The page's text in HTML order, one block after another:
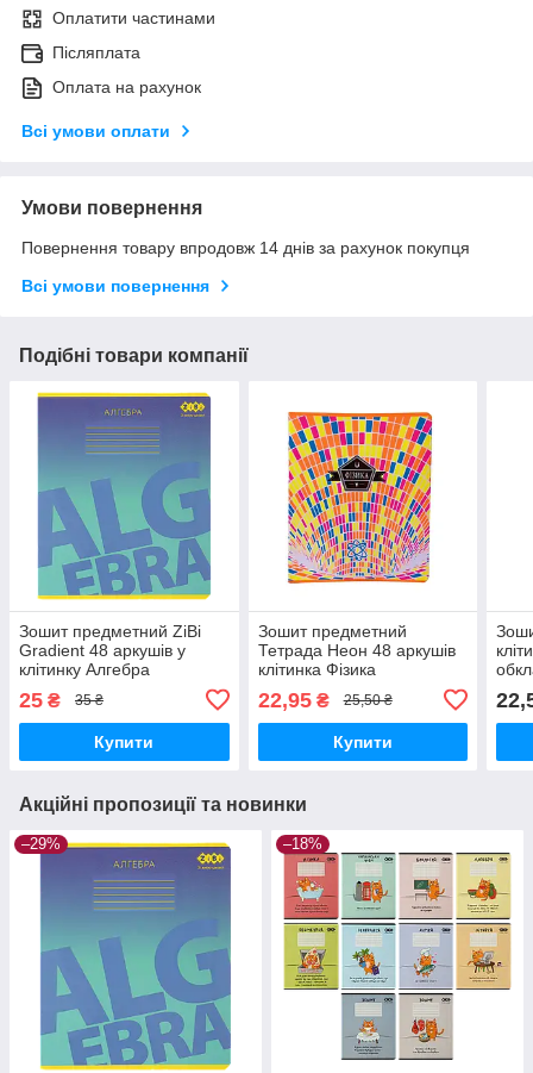
Оплатити частинами
Післяплата
Оплата на рахунок
Всі умови оплати
Умови повернення
Повернення товару впродовж 14 днів за рахунок покупця
Всі умови повернення
Подібні товари компанії
Зошит предметний ZiBi
Gradient 48 аркушів у
клітинку Алгебра
25 ₴ 35 ₴
Купити
Зошит предметний
Тетрада Неон 48 аркушів
клітинка Фізика
22,95₴ 25,50 ₴
Купити
11K)
Акційні пропозиції та новинки
–29% –18%